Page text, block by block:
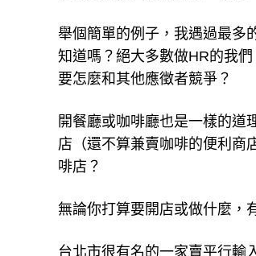
舉個簡單的例子，我遇過最多
知道嗎？絕大多數做HR的我
要怎麼和其他應徵者競爭？
開餐廳或咖啡廳也是一樣的道
店（還不算兼賣咖啡的便利商
啡店？
無論你打算要開店或做什麼，
台北市很有名的一家賣平行輸